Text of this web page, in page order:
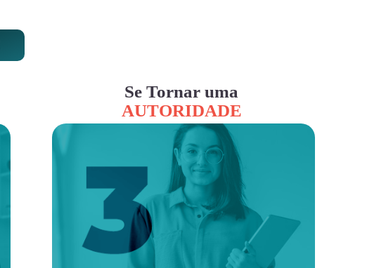
Se Tornar uma
AUTORIDADE